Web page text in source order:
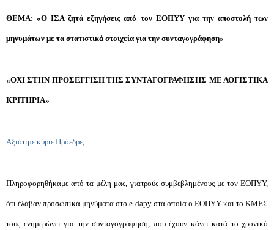
ΘΕΜΑ: «Ο ΙΣΑ ζητά εξηγήσεις από τον ΕΟΠΥΥ για την αποστολή των
μηνυμάτων με τα στατιστικά στοιχεία για την συνταγογράφηση»
«ΟΧΙ ΣΤΗΝ ΠΡΟΣΕΓΓΙΣΗ ΤΗΣ ΣΥΝΤΑΓΟΓΡΑΦΗΣΗΣ ΜΕ ΛΟΓΙΣΤΙΚΑ
ΚΡΙΤΗΡΙΑ»
Αξιότιμε κύριε Πρόεδρε,
Πληροφορηθήκαμε από τα μέλη μας, γιατρούς συμβεβλημένους με τον ΕΟΠΥΥ,
ότι έλαβαν προσωπικά μηνύματα στο e-dapy στα οποία ο ΕΟΠΥΥ και το ΚΜΕΣ
τους ενημερώνει για την συνταγογράφηση, που έχουν κάνει κατά το χρονικό